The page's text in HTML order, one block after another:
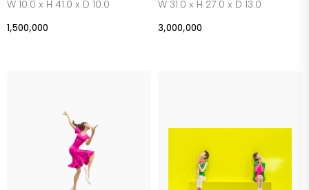
W 10.0 x H 41.0 x D 10.0
1,500,000
W 31.0 x H 27.0 x D 13.0
3,000,000